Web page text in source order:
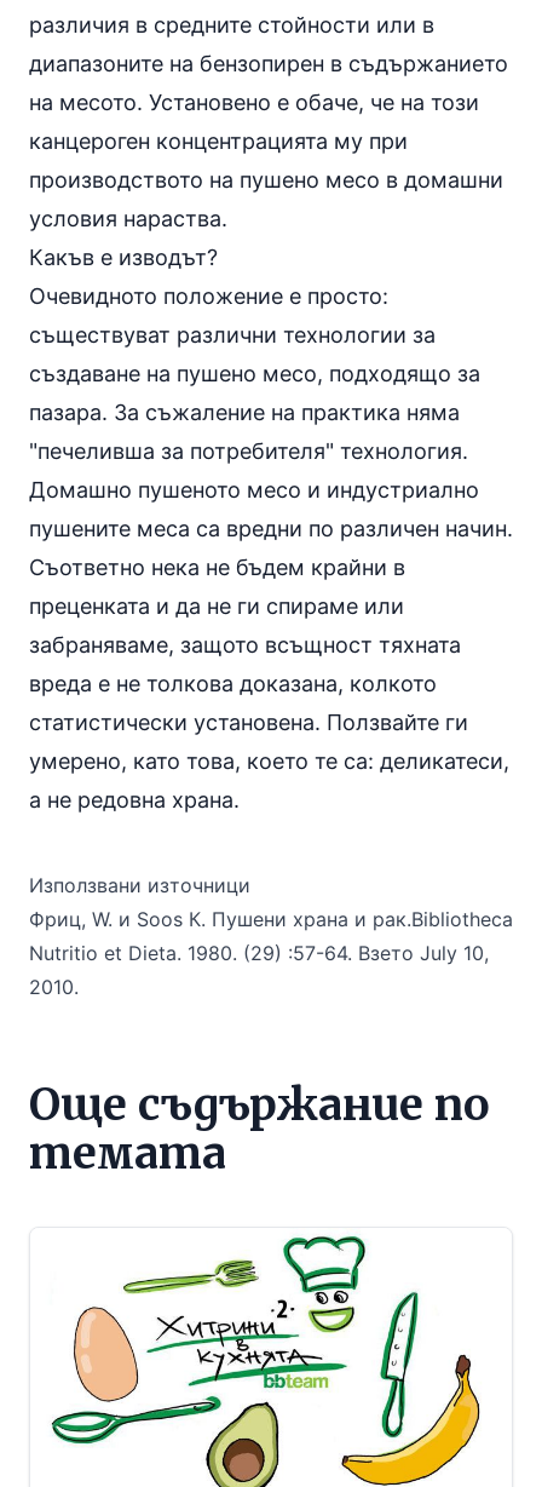
различия в средните стойности или в
диапазоните на бензопирен в съдържанието
на месото. Установено е обаче, че на този
канцероген концентрацията му при
производството на пушено месо в домашни
условия нараства.
Какъв е изводът?
Очевидното положение е просто:
съществуват различни технологии за
създаване на пушено месо, подходящо за
пазара. За съжаление на практика няма
"печеливша за потребителя" технология.
Домашно пушеното месо и индустриално
пушените меса са вредни по различен начин.
Съответно нека не бъдем крайни в
преценката и да не ги спираме или
забраняваме, защото всъщност тяхната
вреда е не толкова доказана, колкото
статистически установена. Ползвайте ги
умерено, като това, което те са: деликатеси,
а не редовна храна.
Използвани източници
Фриц, W. и Soos К. Пушени храна и рак.Bibliotheca
Nutritio et Dieta. 1980. (29) :57-64. Взето July 10,
2010.
Още съдържание по
темата